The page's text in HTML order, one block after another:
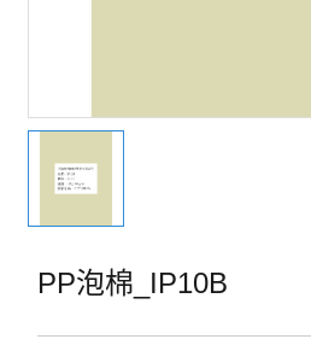
PP泡棉_IP10B